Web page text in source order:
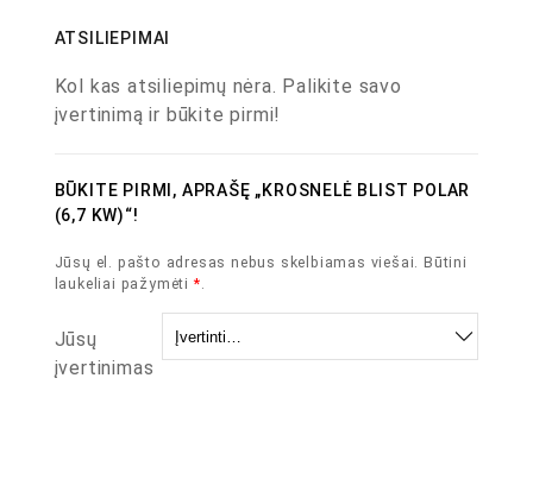
ATSILIEPIMAI
Kol kas atsiliepimų nėra. Palikite savo
įvertinimą ir būkite pirmi!
BŪKITE PIRMI, APRAŠĘ „KROSNELĖ BLIST POLAR
(6,7 KW)“!
Jūsų el. pašto adresas nebus skelbiamas viešai. Būtini
laukeliai pažymėti *.
Jūsų
įvertinimas